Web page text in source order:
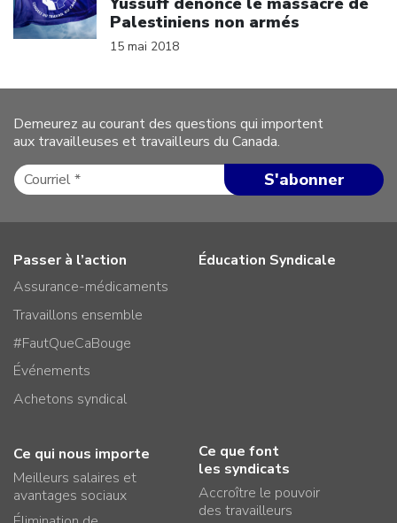
Palestiniens non armés
15 mai 2018
Demeurez au courant des questions qui importent
aux travailleuses et travailleurs du Canada.
Passer à l’action
Assurance-médicaments
Travaillons ensemble
#FautQueCaBouge
Événements
Achetons syndical
Éducation Syndicale
Ce qui nous importe
Meilleurs salaires et
avantages sociaux
Ce que font
les syndicats
Accroître le pouvoir
des travailleurs